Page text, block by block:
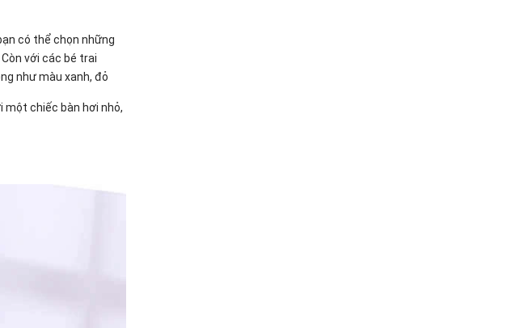
có thể chọn những
với các bé trai
như màu xanh, đỏ
một chiếc bàn hơi nhỏ,